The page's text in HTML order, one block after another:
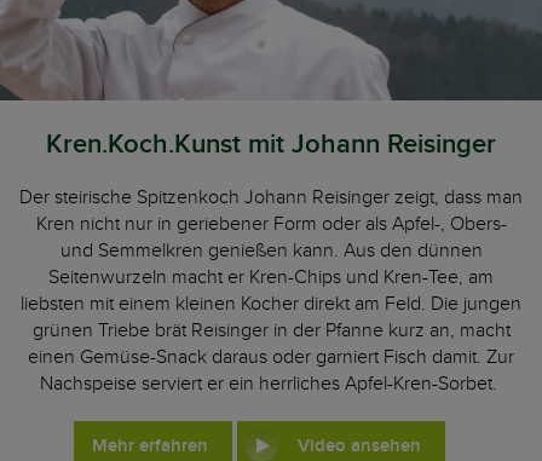
Kren.Koch.Kunst mit Johann Reisinger
Der steirische Spitzenkoch Johann Reisinger zeigt, dass man
Kren nicht nur in geriebener Form oder als Apfel-, Obers-
und Semmelkren genießen kann. Aus den dünnen
Seitenwurzeln macht er Kren-Chips und Kren-Tee, am
liebsten mit einem kleinen Kocher direkt am Feld. Die jungen
grünen Triebe brät Reisinger in der Pfanne kurz an, macht
einen Gemüse-Snack daraus oder garniert Fisch damit. Zur
Nachspeise serviert er ein herrliches Apfel-Kren-Sorbet.
Mehr erfahren Video ansehen